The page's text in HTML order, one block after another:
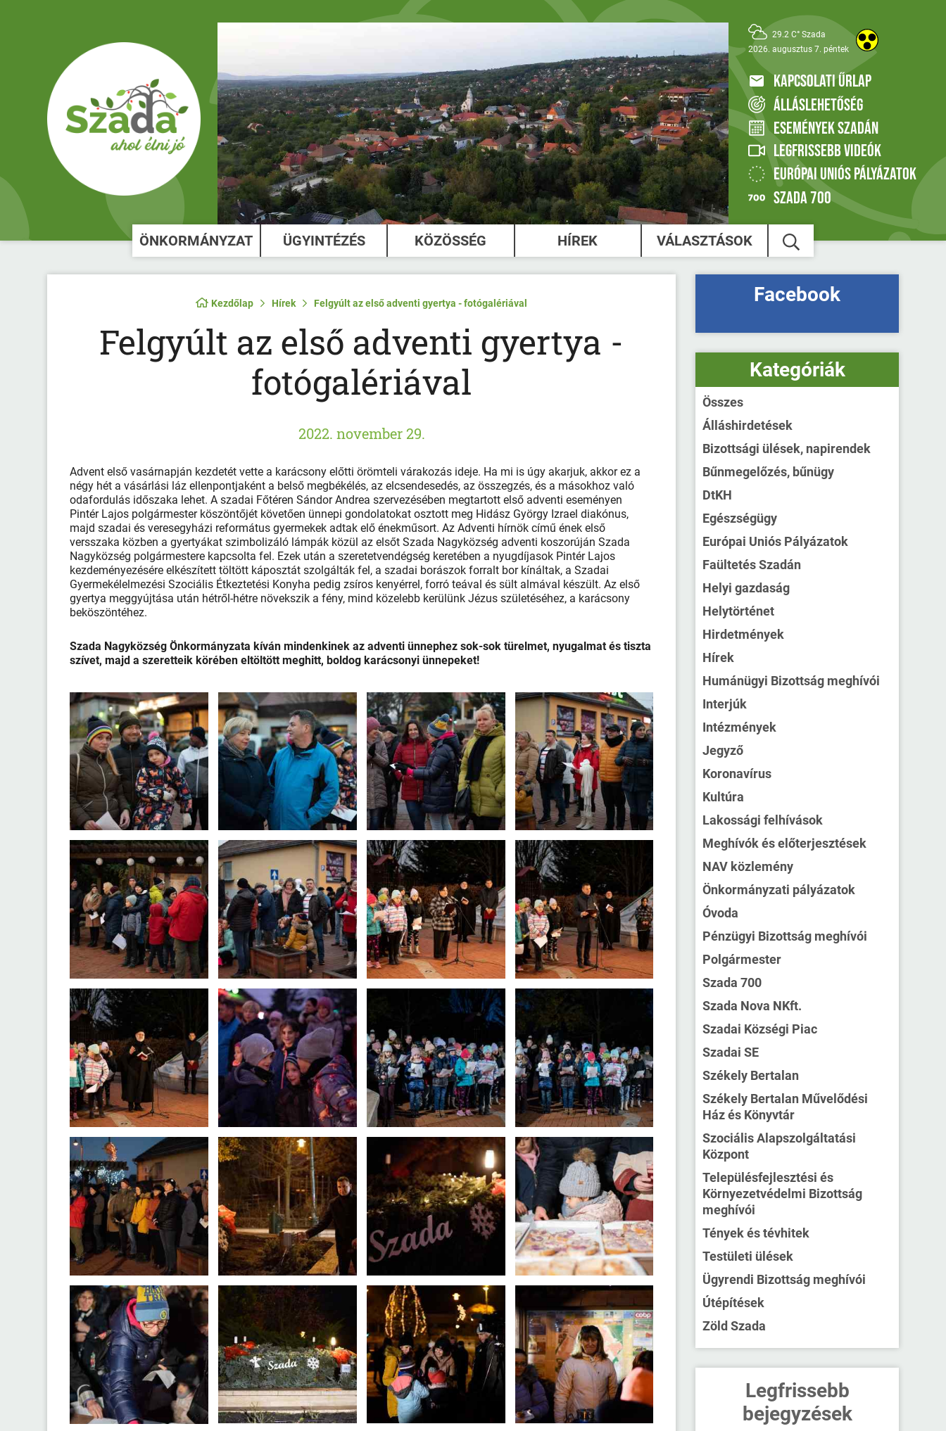
29.2 C° Szada
2026. augusztus 7. péntek
KAPCSOLATI ŰRLAP
ÁLLÁSLEHETŐSÉG
ESEMÉNYEK SZADÁN
LEGFRISSEBB VIDEÓK
EURÓPAI UNIÓS PÁLYÁZATOK
SZADA 700
ÖNKORMÁNYZAT ÜGYINTÉZÉS KÖZÖSSÉG HÍREK VÁLASZTÁSOK
Kezdőlap Hírek Felgyúlt az első adventi gyertya - fotógalériával
Felgyúlt az első adventi gyertya -
fotógalériával
2022. november 29.
Advent első vasárnapján kezdetét vette a karácsony előtti örömteli várakozás ideje. Ha mi is úgy akarjuk, akkor ez a
négy hét a vásárlási láz ellenpontjaként a belső megbékélés, az elcsendesedés, az összegzés, és a másokhoz való
odafordulás időszaka lehet. A szadai Főtéren Sándor Andrea szervezésében megtartott első adventi eseményen
Pintér Lajos polgármester köszöntőjét követően ünnepi gondolatokat osztott meg Hidász György Izrael diakónus,
majd szadai és veresegyházi református gyermekek adtak elő énekműsort. Az Adventi hírnök című ének első
versszaka közben a gyertyákat szimbolizáló lámpák közül az elsőt Szada Nagyközség adventi koszorúján Szada
Nagyközség polgármestere kapcsolta fel. Ezek után a szeretetvendégség keretében a nyugdíjasok Pintér Lajos
kezdeményezésére elkészített töltött káposztát szolgálták fel, a szadai borászok forralt bor kínáltak, a Szadai
Gyermekélelmezési Szociális Étkeztetési Konyha pedig zsíros kenyérrel, forró teával és sült almával készült. Az első
gyertya meggyújtása után hétről-hétre növekszik a fény, mind közelebb kerülünk Jézus születéséhez, a karácsony
beköszöntéhez.
Szada Nagyközség Önkormányzata kíván mindenkinek az adventi ünnephez sok-sok türelmet, nyugalmat és tiszta
szívet, majd a szeretteik körében eltöltött meghitt, boldog karácsonyi ünnepeket!
Facebook
Kategóriák
Összes
Álláshirdetések
Bizottsági ülések, napirendek
Bűnmegelőzés, bűnügy
DtKH
Egészségügy
Európai Uniós Pályázatok
Faültetés Szadán
Helyi gazdaság
Helytörténet
Hirdetmények
Hírek
Humánügyi Bizottság meghívói
Interjúk
Intézmények
Jegyző
Koronavírus
Kultúra
Lakossági felhívások
Meghívók és előterjesztések
NAV közlemény
Önkormányzati pályázatok
Óvoda
Pénzügyi Bizottság meghívói
Polgármester
Szada 700
Szada Nova NKft.
Szadai Községi Piac
Szadai SE
Székely Bertalan
Székely Bertalan Művelődési
Ház és Könyvtár
Szociális Alapszolgáltatási
Központ
Településfejlesztési és
Környezetvédelmi Bizottság
meghívói
Tények és tévhitek
Testületi ülések
Ügyrendi Bizottság meghívói
Útépítések
Zöld Szada
Legfrissebb
bejegyzések